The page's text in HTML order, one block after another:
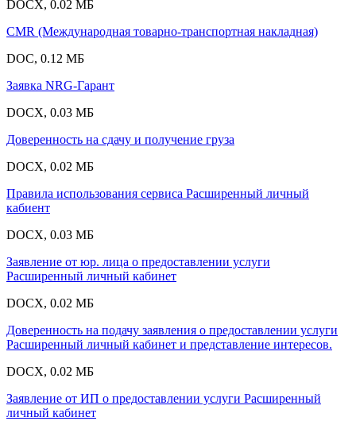
DOCX, 0.02 МБ
CMR (Международная товарно-транспортная накладная)
DOC, 0.12 МБ
Заявка NRG-Гарант
DOCX, 0.03 МБ
Доверенность на сдачу и получение груза
DOCX, 0.02 МБ
Правила использования сервиса Расширенный личный
кабиент
DOCX, 0.03 МБ
Заявление от юр. лица о предоставлении услуги
Расширенный личный кабинет
DOCX, 0.02 МБ
Доверенность на подачу заявления о предоставлении услуги
Расширенный личный кабинет и представление интересов.
DOCX, 0.02 МБ
Заявление от ИП о предоставлении услуги Расширенный
личный кабинет